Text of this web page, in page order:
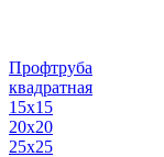
Профтруба
квадратная
15х15
20х20
25х25